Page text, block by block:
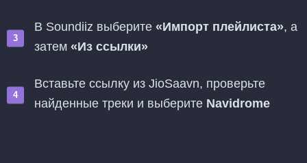
В Soundiiz выберите «Импорт плейлиста», а
затем «Из ссылки»
Вставьте ссылку из JioSaavn, проверьте
найденные треки и выберите Navidrome